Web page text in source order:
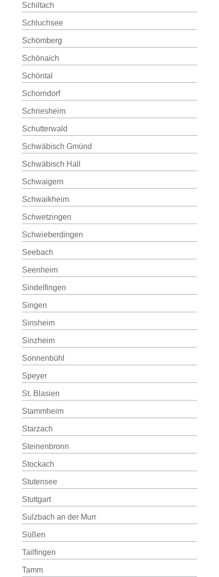
Schiltach
Schluchsee
Schömberg
Schönaich
Schöntal
Schorndorf
Schriesheim
Schutterwald
Schwäbisch Gmünd
Schwäbisch Hall
Schwaigern
Schwaikheim
Schwetzingen
Schwieberdingen
Seebach
Seenheim
Sindelfingen
Singen
Sinsheim
Sinzheim
Sonnenbühl
Speyer
St. Blasien
Stammheim
Starzach
Steinenbronn
Stockach
Stutensee
Stuttgart
Sulzbach an der Murr
Süßen
Tailfingen
Tamm